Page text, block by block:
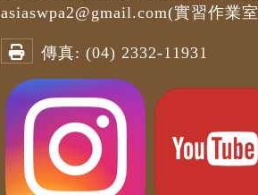
asiaswpa2@gmail.com(實習作業室
傳真: (04) 2332-11931